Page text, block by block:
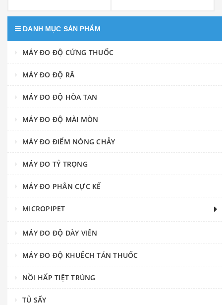
DANH MỤC SẢN PHẨM
MÁY ĐO ĐỘ CỨNG THUỐC
MÁY ĐO ĐỘ RÃ
MÁY ĐO ĐỘ HÒA TAN
MÁY ĐO ĐỘ MÀI MÒN
MÁY ĐO ĐIỂM NÓNG CHẢY
MÁY ĐO TỶ TRỌNG
MÁY ĐO PHÂN CỰC KẾ
MICROPIPET
MÁY ĐO ĐỘ DÀY VIÊN
MÁY ĐO ĐỘ KHUẾCH TÁN THUỐC
NỒI HẤP TIỆT TRÙNG
TỦ SẤY